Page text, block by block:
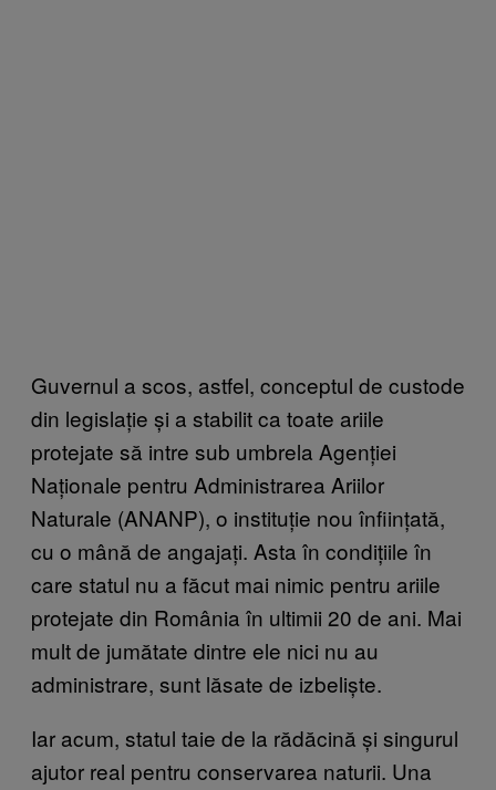
Guvernul a scos, astfel, conceptul de custode
din legislație și a stabilit ca toate ariile
protejate să intre sub umbrela Agenției
Naționale pentru Administrarea Ariilor
Naturale (ANANP), o instituție nou înființată,
cu o mână de angajați. Asta în condițiile în
care statul nu a făcut mai nimic pentru ariile
protejate din România în ultimii 20 de ani. Mai
mult de jumătate dintre ele nici nu au
administrare, sunt lăsate de izbeliște.
Iar acum, statul taie de la rădăcină și singurul
ajutor real pentru conservarea naturii. Una